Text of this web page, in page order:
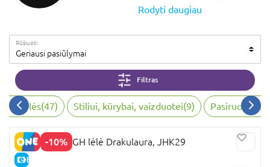
klasikiniais siaubo filmais, folkloru ir mitologiniais
unikalią istoriją, kuri padeda vaikams pasinerti į
Monster High pasaulį, kur draugystė, priėmimas ir
kūrybiškumas yra svarbiausi.
Ši frančizė neapsiriboja vien lėlėmis – Monster
High siūlo ir įvairius aksesuarus: rankines, raktų
pakabukus, taip pat kanceliarijos prekes, žaislus,
žaidimų rinkinius bei video žaidimus.
Rodyti daugiau
Rūšiuoti
Geriausi pasiūlymai
Filtras
(47) Stiliui, kūrybai, vaizduotei(9) Pasiruošimas
-10%
E-KAINA
MONSTER HIGH lėlė Drakulaura, JHK29